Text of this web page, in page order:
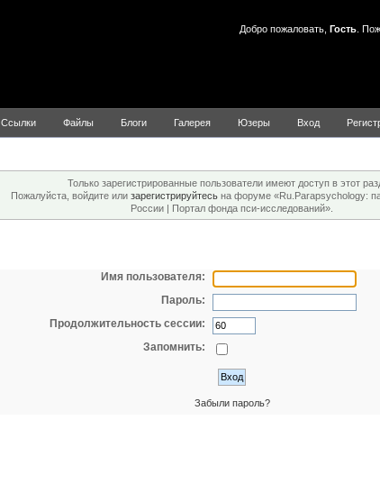
Добро пожаловать, Гость .
Ссылки Файлы Блоги Галерея Юзеры Вход
Только зарегистрированные пользователи имеют доступ в этот
Пожалуйста, войдите или зарегистрируйтесь на форуме «Ru.Parapsychology:
России | Портал фонда пси-исследований».
Имя пользователя:
Пароль:
Продолжительность сессии:
Запомнить:
Забыли пароль?